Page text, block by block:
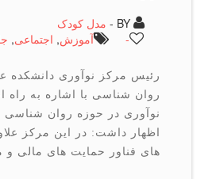
مدل کودک
آموزش,اجتماعی ,جامعه ,
رئیس مرکز نوآوری دانشکده علوم
روان شناسی با اشاره به راه اندازی
نوآوری در حوزه روان شناسی و علوم
اظهار داشت: در این مرکز علاوه بر
های فناور حمایت های مالی و